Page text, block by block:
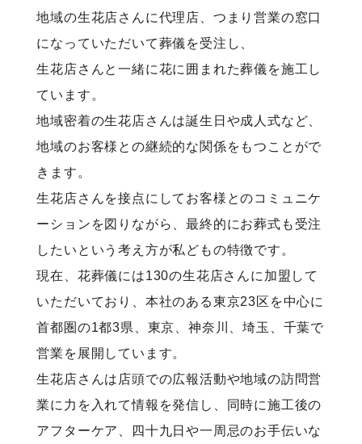
地域の生花店さんに代理店、つまり営業の窓口
になっていただいて葬儀を受注し、
生花店さんと一緒に花に囲まれた葬儀を施工し
ています。
地域密着の生花店さんは誕生日や成人式など、
地域のお客様との継続的な関係をもつことがで
きます。
生花店さんを接点にしてお客様とのコミュニケ
ーションを図りながら、最終的にお葬式も受注
したいという考え方が私どもの特徴です。
現在、花葬儀には130の生花店さんに加盟して
いただいており、本社のある東京23区を中心に
首都圏の1都3県、東京、神奈川、埼玉、千葉で
営業を展開しています。
生花店さんは店頭での広報活動や地域の訪問営
業に力を入れて情報を発信し、同時に施工後の
アフターケア、四十九日や一周忌のお手伝いな